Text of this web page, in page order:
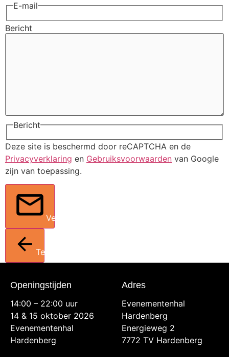
E-mail
Bericht
Bericht
Deze site is beschermd door reCAPTCHA en de
Privacyverklaring en Gebruiksvoorwaarden van Google
zijn van toepassing.
Verstuur
Terug
Openingstijden
14:00 – 22:00 uur
14 & 15 oktober 2026
Evenementenhal
Hardenberg
Adres
Evenementenhal
Hardenberg
Energieweg 2
7772 TV Hardenberg